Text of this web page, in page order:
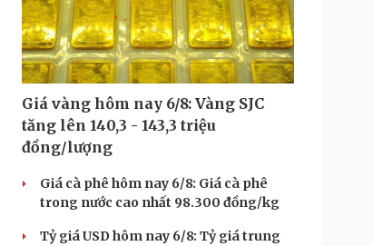
Giá vàng hôm nay 6/8: Vàng SJC
tăng lên 140,3 - 143,3 triệu
đồng/lượng
Giá cà phê hôm nay 6/8: Giá cà phê
trong nước cao nhất 98.300 đồng/kg
Tỷ giá USD hôm nay 6/8: Tỷ giá trung